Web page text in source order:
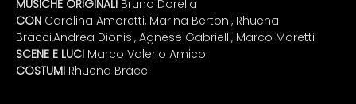
MUSICHE ORIGINALI Bruno Dorella
CON Carolina Amoretti, Marina Bertoni, Rhuena
Bracci,Andrea Dionisi, Agnese Gabrielli, Marco Maretti
SCENE E LUCI Marco Valerio Amico
COSTUMI Rhuena Bracci